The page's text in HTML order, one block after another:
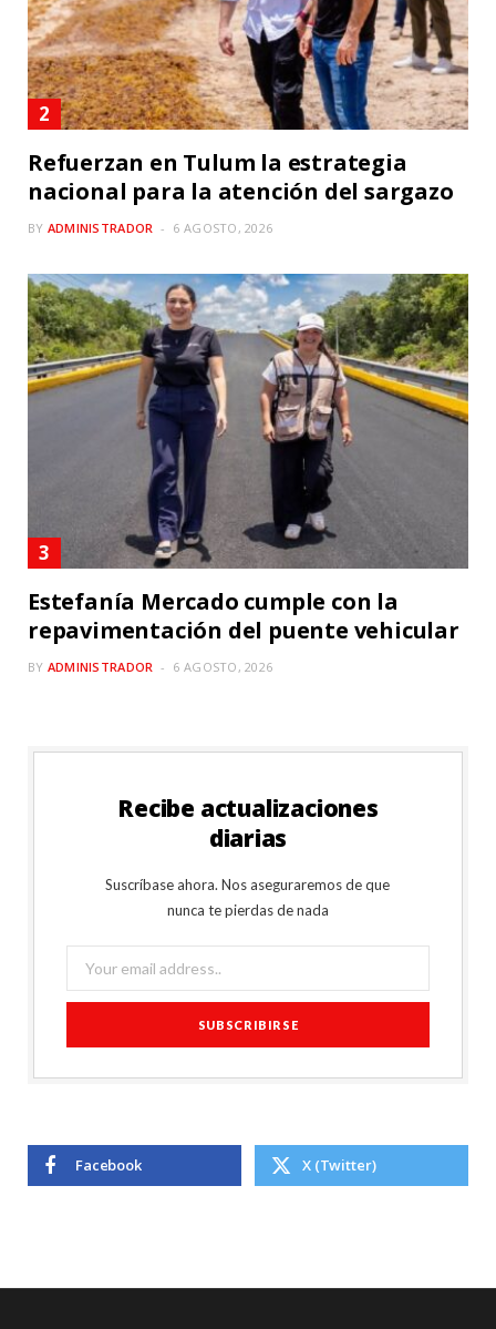
Refuerzan en Tulum la estrategia
nacional para la atención del sargazo
BY ADMINISTRADOR 6 AGOSTO, 2026
Estefanía Mercado cumple con la
repavimentación del puente vehicular
BY ADMINISTRADOR 6 AGOSTO, 2026
Recibe actualizaciones
diarias
Suscríbase ahora. Nos aseguraremos de que
nunca te pierdas de nada
Facebook X (Twitter)